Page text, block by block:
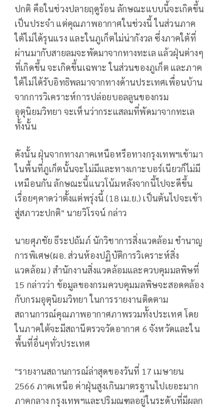
ปกติ คือในช่วงปลายฤดูร้อน ลักษณะแบบนี้จะเกิดขึ้น
เป็นประจำ แต่คุณภาพอากาศในช่วงนี้ ในส่วนภาค
ใต้ไม่ได้รุนแรง และในภูเก็ตไม่น่ากังวล ซึ่งภาคใต้ที่
ผ่านมากับสายลมจะพัดมาจากทางทะเล แล้วฝุ่นต่างๆ
ที่เกิดขึ้น จะเกิดขึ้นเฉพาะ ในส่วนของภูเก็ต และภาค
ใต้ไม่ได้รับอิทธิพลมาจากทางด้านประเทศเพื่อนบ้าน
จากการวิเคราะห์การปล่อยบอลลูนของกรม
อุตุนิยมวิทยา จะเห็นว่ากระแสลมที่พัดมาจากทะเล
ทั้งนั้น
ดังนั้น ฝุ่นจากทางภาคเหนือหรือทางกรุงเทพฯเข้ามา
ในพื้นที่ภูเก็ตนั้นจะไม่มีและทางเกาะบอร์เนียวก็ไม่มี
เหมือนกัน ลักษณะนี้แนวโน้มหลังจากนี้ไปจะดีขึ้น
เรื่อยๆคาดว่าตั้งแต่พรุ่งนี้ (18 เม.ย.) เป็นต้นไปจะเข้า
สู่สภาวะปกติ" นายวิโรจน์ กล่าว
นายศุภชัย ธีระปถัมภ์ นักวิชาการสิ่งแวดล้อม ชำนาญ
การพิเศษ(ผอ. ส่วนห้องปฏิบัติการวิเคราะห์สิ่ง
แวดล้อม ) สำนักงานสิ่งแวดล้อมและควบคุมมลพิษที่
15 กล่าวว่า ข้อมูลของกรมควบคุมมลพิษจะสอดคล้อง
กับกรมอุตุนิยมวิทยา ในการรายงานติดตาม
สถานการณ์คุณภาพอากาศภาพรวมทั้งประเทศ โดย
ในภาคใต้จะมีสถานีตรวจวัดอากาศ 6 จังหวัดและใน
พื้นที่อื่นๆทั่วประเทศ
"รายงานสถานการณ์ล่าสุดของวันที่ 17 เมษายน
2566 ภาคเหนือ ค่าฝุ่นสูงเกินมาตรฐานไปเยอะมาก
ภาคกลาง กรุงเทพฯและปริมณฑลอยู่ในระดับที่มีผลก